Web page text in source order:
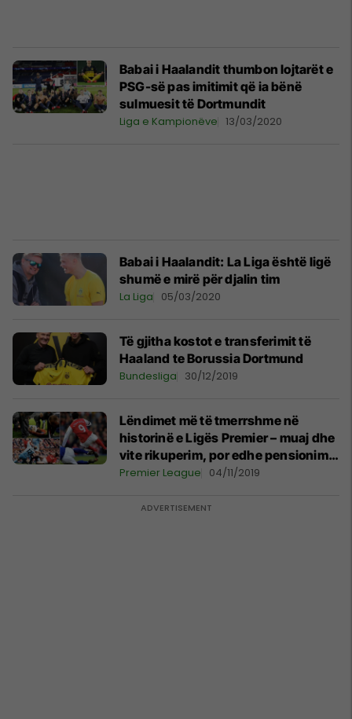
Babai i Haalandit thumbon lojtarët e
PSG-së pas imitimit që ia bënë
sulmuesit të Dortmundit
Liga e Kampionëve 13/03/2020
Babai i Haalandit: La Liga është ligë
shumë e mirë për djalin tim
La Liga 05/03/2020
Të gjitha kostot e transferimit të
Haaland te Borussia Dortmund
Bundesliga 30/12/2019
Lëndimet më të tmerrshme në
historinë e Ligës Premier – muaj dhe
vite rikuperim, por edhe pensionime
para kohe
Premier League 04/11/2019